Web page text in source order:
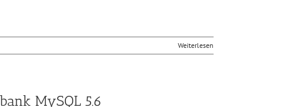
Weiterlesen
MySQL 5.6